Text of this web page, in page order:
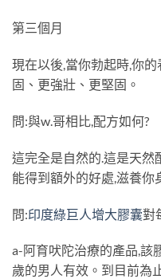
第三個月
現在以後,當你勃起時,你
固、更強壯、更堅固。
問:與w.哥相比,配方如何?
這完全是自然的.這是天然
能得到額外的好處,滋養你
問:印度綠巨人增大膠囊對
a-阿育吠陀治療的產品,該
歲的男人有效。到目前為